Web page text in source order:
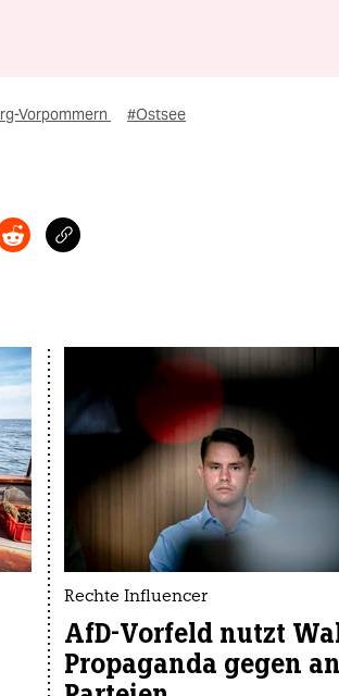
Vorpommern #Ostsee
Rechte Influencer
AfD-Vorfeld nutzt
Propaganda gegen